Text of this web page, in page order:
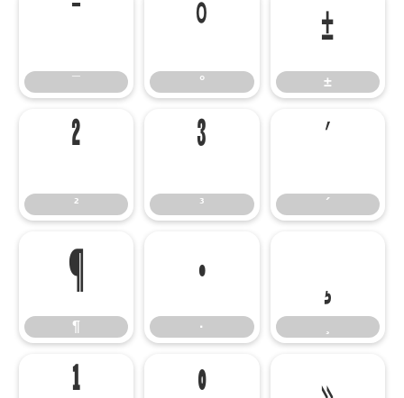
¯
°
°
±
±
²
²
³
³ ´
¶
¶
·
·
¸